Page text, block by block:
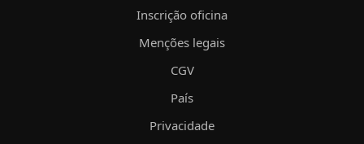
Inscrição oficina
Menções legais
CGV
País
Privacidade